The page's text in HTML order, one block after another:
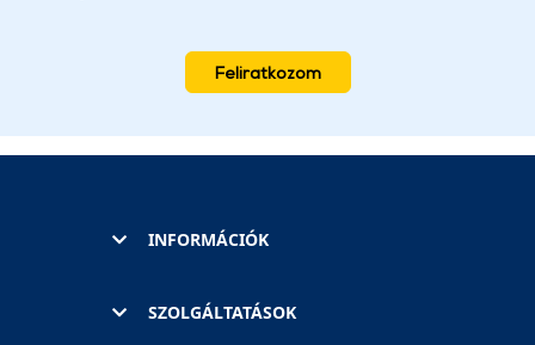
Feliratkozom
INFORMÁCIÓK
SZOLGÁLTATÁSOK